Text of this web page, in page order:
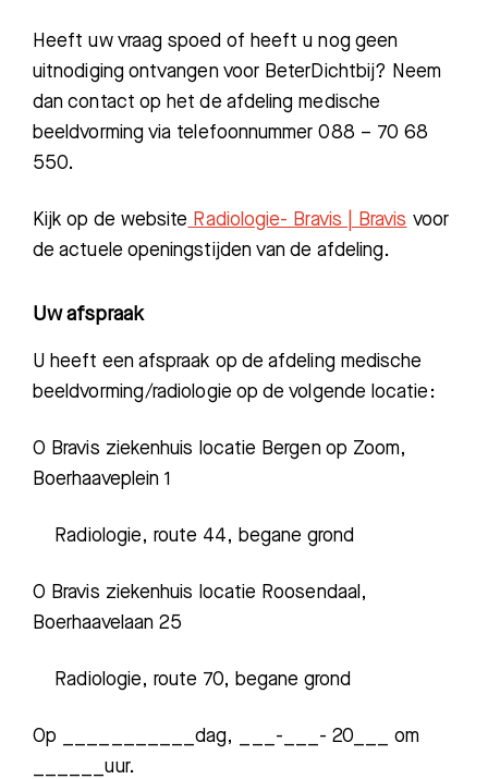
Meest gezocht:
Afspraak maken
Heeft uw vraag spoed of heeft u nog geen
uitnodiging ontvangen voor BeterDichtbij? Neem
dan contact op het de afdeling medische
beeldvorming via telefoonnummer 088 – 70 68
550.
Kijk op de website Radiologie- Bravis | Bravis voor
de actuele openingstijden van de afdeling.
Uw afspraak
U heeft een afspraak op de afdeling medische
beeldvorming/radiologie op de volgende locatie:
O Bravis ziekenhuis locatie Bergen op Zoom,
Boerhaaveplein 1
Radiologie, route 44, begane grond
O Bravis ziekenhuis locatie Roosendaal,
Boerhaavelaan 25
Radiologie, route 70, begane grond
Op ___________dag, ___-___- 20___ om
______uur.